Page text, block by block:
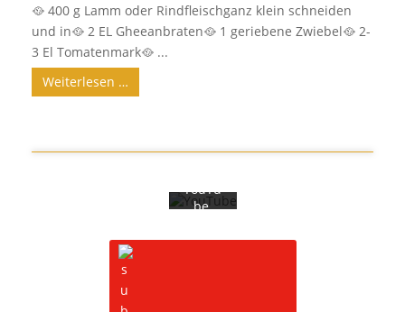
🥘 400 g Lamm oder Rindfleischganz klein schneiden
und in🥘 2 EL Gheeanbraten🥘 1 geriebene Zwiebel🥘 2-
3 El Tomatenmark🥘 ...
Weiterlesen …
Laden
des
rkläru
YouTu
be.
erfahr